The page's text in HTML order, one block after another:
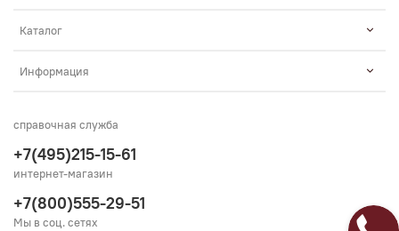
Каталог
Информация
справочная служба
+7(495)215-15-61
интернет-магазин
+7(800)555-29-51
Мы в соц. сетях